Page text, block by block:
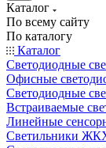
Каталог
По всему сайту
По каталогу
Каталог
Светодиодные
Офисные
Светодиодные
Встраиваемые
Линейные
Светильники